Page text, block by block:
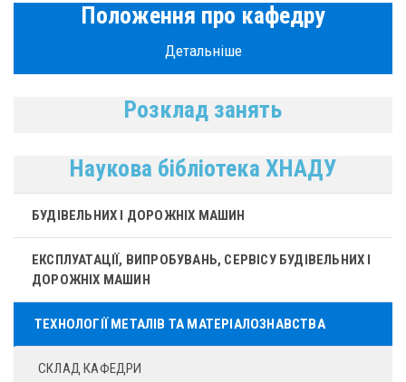
Положення про кафедру
Детальніше
Розклад занять
Наукова бібліотека ХНАДУ
БУДІВЕЛЬНИХ І ДОРОЖНІХ МАШИН
ЕКСПЛУАТАЦІЇ, ВИПРОБУВАНЬ, СЕРВІСУ БУДІВЕЛЬНИХ І
ДОРОЖНІХ МАШИН
ТЕХНОЛОГІЇ МЕТАЛІВ ТА МАТЕРІАЛОЗНАВСТВА
СКЛАД КАФЕДРИ